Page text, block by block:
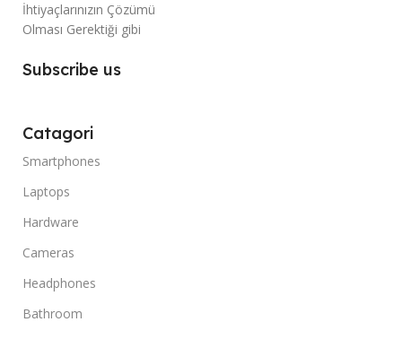
İhtiyaçlarınızın Çözümü
Olması Gerektiği gibi
Subscribe us
Catagori
Smartphones
Laptops
Hardware
Cameras
Headphones
Bathroom